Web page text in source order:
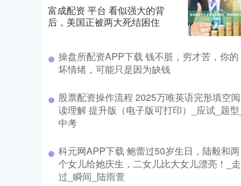
富成配资 平台 看似强大的背
后，美国正被两大死结困住
操盘所配资APP下载 钱不脏，穷才苦，你的
坏情绪，可能只是因为缺钱
股票配资操作流程 2025万唯英语完形填空阅
读理解 提升版（电子版可打印）_应试_题型_
中考
科元网APP下载 鲍蕾过50岁生日，陆毅和两
个女儿给她庆生，二女儿比大女儿漂亮！_走
过_瞬间_陆雨萱